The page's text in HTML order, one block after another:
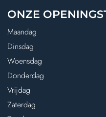
ONZE
Maandag
Dinsdag
Woensdag
Donderdag
Vrijdag
Zaterdag